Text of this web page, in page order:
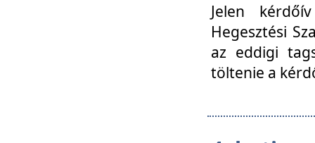
Jelen
Hegesztési
az eddigi
töltenie a